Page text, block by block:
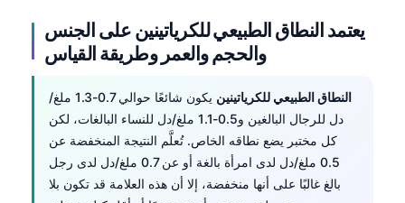
يعتمد النطاق الطبيعي للكرياتينين على الجنس
والحجم والعمر وطريقة القياس
النطاق الطبيعي للكرياتينين
يكون شائعًا حوالي 0.7-1.3 ملغ/
دل للرجال البالغين و0.5-1.1 ملغ/دل للنساء البالغات، لكن
كل مختبر يضع نطاقه الخاص. تُعلَّم النتيجة المنخفضة عن
0.5 ملغ/دل لدى امرأة بالغة أو عن 0.7 ملغ/دل لدى رجل
بالغ غالبًا على أنها منخفضة، إلا أن هذه العلامة قد تكون بلا